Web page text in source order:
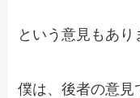
という意見もあり
僕は、後者の意見